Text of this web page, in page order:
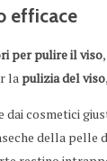
efficace
per pulire il viso
lapulizia del viso
cosmetici
della pelle